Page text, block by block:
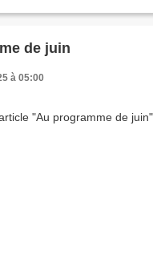
de juin
à 05:00